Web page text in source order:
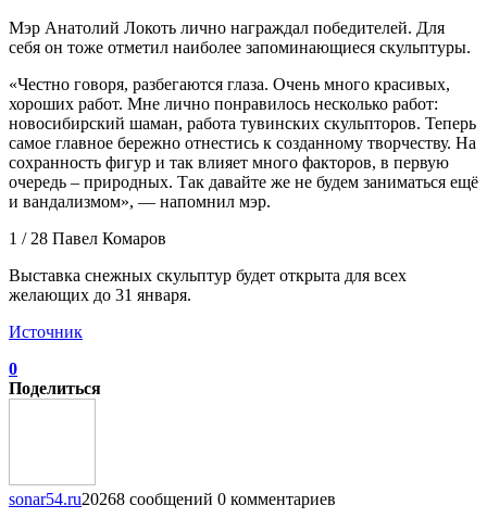
Мэр Анатолий Локоть лично награждал победителей. Для
себя он тоже отметил наиболее запоминающиеся скульптуры.
«Честно говоря, разбегаются глаза. Очень много красивых,
хороших работ. Мне лично понравилось несколько работ:
новосибирский шаман, работа тувинских скульпторов. Теперь
самое главное бережно отнестись к созданному творчеству. На
сохранность фигур и так влияет много факторов, в первую
очередь – природных. Так давайте же не будем заниматься ещё
и вандализмом», — напомнил мэр.
1 / 28 Павел Комаров
Выставка снежных скульптур будет открыта для всех
желающих до 31 января.
Источник
0
Поделиться
sonar54.ru20268 сообщений 0 комментариев